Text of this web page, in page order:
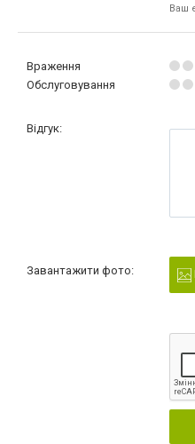
Ваш
Враження
Обслуговування
Відгук:
Завантажити фото: